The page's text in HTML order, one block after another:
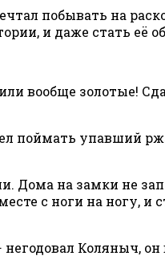
побывать на
и даже стать её
вообще золотые!
поймать
Дома на замки не
с ноги на ногу, и
Коляныч,